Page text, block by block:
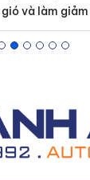
và làm
thời tiết xấu.
hậu quả lớn
của cao su và